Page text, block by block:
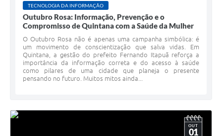
TECNOLOGIA DA INFORMAÇÃO
Outubro Rosa: Informação, Prevenção e o
Compromisso de Quintana com a Saúde da Mulher
O Outubro Rosa não é apenas uma campanha simbólica: é
um movimento de conscientização que salva vidas. Em
Quintana, a gestão do prefeito Fernando Itapuã reforça a
importância da informação correta e do acesso à saúde
como pilares de uma cidade que planeja o presente
pensando no futuro. Muitos mitos ainda...
OUT
01